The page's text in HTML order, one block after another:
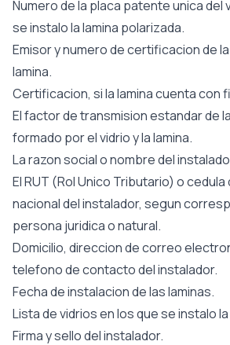
Numero de la placa patente unica del
se instalo la lamina polarizada.
Emisor y numero de certificacion de
lamina.
Certificacion, si la lamina cuenta con
El factor de transmision estandar de
formado por el vidrio y la lamina.
La razon social o nombre del
El RUT (Rol Unico Tributario) o cedula
nacional del instalador, segun
persona juridica o natural.
Domicilio, direccion de correo
telefono de contacto del instalador.
Fecha de instalacion de las laminas.
Lista de vidrios en los que se instalo la
Firma y sello del instalador.